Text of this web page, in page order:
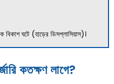
বিকাশ ঘটে (হাড়ের ডিসপ্লাসিয়াস)।
কতক্ষণ লাগে?